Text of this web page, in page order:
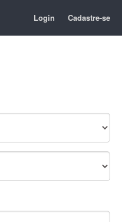
Login Cadastre-se